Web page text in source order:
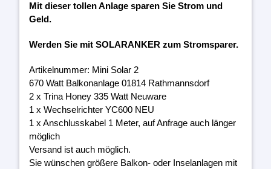
Mit dieser tollen Anlage sparen Sie Strom und
Geld.
Werden Sie mit SOLARANKER zum Stromsparer.
Artikelnummer: Mini Solar 2
670 Watt Balkonanlage 01814 Rathmannsdorf
2 x Trina Honey 335 Watt Neuware
1 x Wechselrichter YC600 NEU
1 x Anschlusskabel 1 Meter, auf Anfrage auch länger
möglich
Versand ist auch möglich.
Sie wünschen größere Balkon- oder Inselanlagen mit